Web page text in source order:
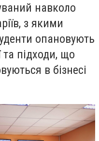
навколо
з якими
опановують
та підходи, що
в бізнесі